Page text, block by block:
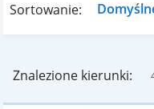
Sortowanie:
Znalezione kierunki: